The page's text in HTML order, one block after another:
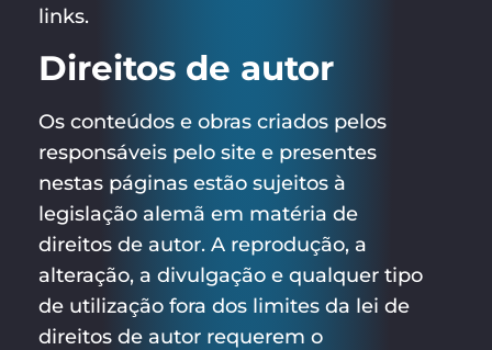
links.
Direitos de autor
Os conteúdos e obras criados pelos
responsáveis pelo site e presentes
nestas páginas estão sujeitos à
legislação alemã em matéria de
direitos de autor. A reprodução, a
alteração, a divulgação e qualquer tipo
de utilização fora dos limites da lei de
direitos de autor requerem o